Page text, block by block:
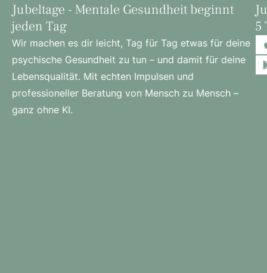
Jubeltage - Mentale Gesundheit beginnt
jeden Tag
Wir machen es dir leicht, Tag für Tag etwas für deine
psychische Gesundheit zu tun – und damit für deine
Lebensqualität. Mit echten Impulsen und
professioneller Beratung von Mensch zu Mensch –
ganz ohne KI.
5